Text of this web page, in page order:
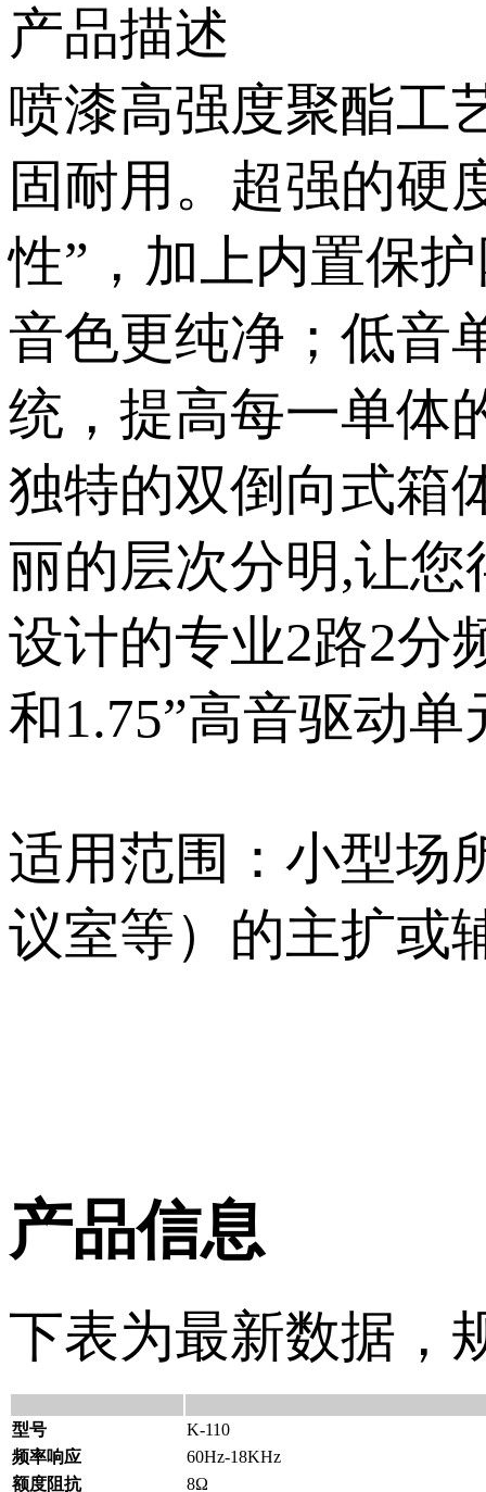
产品描述
喷漆高强度聚酯工艺
固耐用。超强的硬
性”，加上内置保
音色更纯净；
统，提高每一单体
独特的双倒向式箱
丽的层次分明,让您
设计的专业2路2分
和1.75”高音驱动单元
适用范围：小型场所
议室等）的主扩或辅
产品信息
下表为最新数据，
型号
K-110
频率响应
60Hz-18KHz
额度阻抗
8Ω